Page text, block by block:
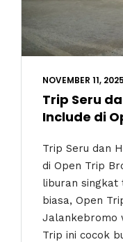
NOVEMBER 11, 2025
Trip Seru
Include di
Trip Seru dan
di Open Trip
liburan singkat
biasa, Open
Jalankebromo
Trip ini cocok